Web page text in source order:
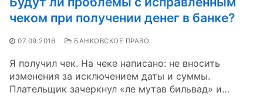
чеком при получении денег в банке?
07.09.2016 БАНКОВСКОЕ ПРАВО
Я получил чек. На чеке написано: не вносить
изменения за исключением даты и суммы.
Плательщик зачеркнул «ле мутав бильвад» и…